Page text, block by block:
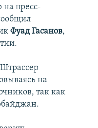
на пресс-
Фуад Гасанов,
на
так как